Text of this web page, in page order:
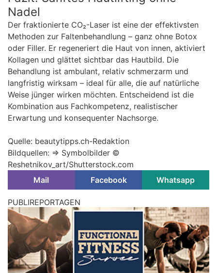
Nadel
Der fraktionierte CO₂-Laser ist eine der effektivsten
Methoden zur Faltenbehandlung – ganz ohne Botox
oder Filler. Er regeneriert die Haut von innen, aktiviert
Kollagen und glättet sichtbar das Hautbild. Die
Behandlung ist ambulant, relativ schmerzarm und
langfristig wirksam – ideal für alle, die auf natürliche
Weise jünger wirken möchten. Entscheidend ist die
Kombination aus Fachkompetenz, realistischer
Erwartung und konsequenter Nachsorge.
Quelle: beautytipps.ch-Redaktion
Bildquellen: => Symbolbilder ©
Reshetnikov_art/Shutterstock.com
Mail
Facebook Whatsapp
PUBLIREPORTAGEN